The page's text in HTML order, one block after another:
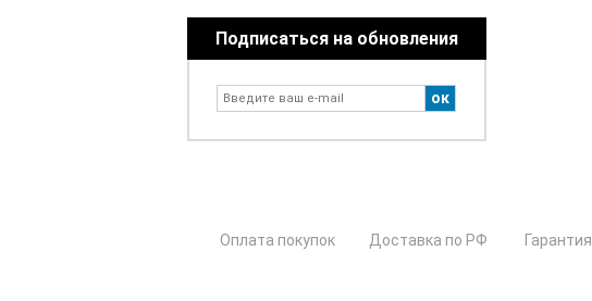
Подписаться на обновления
Оплата покупок Доставка по РФ Гарантия